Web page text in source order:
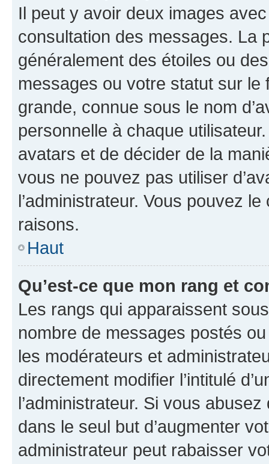
Il peut y avoir deux images
consultation des messages. La
généralement des étoiles ou
messages ou votre statut sur
grande, connue sous le nom
personnelle à chaque utilisateur.
avatars et de décider de la
vous ne pouvez pas utiliser
l’administrateur. Vous pouvez
raisons.
Haut
Qu’est-ce que mon rang et
Les rangs qui apparaissent
nombre de messages postés
les modérateurs et
directement modifier l’intitulé
l’administrateur. Si vous
dans le seul but d’augmenter
administrateur peut rabaisser